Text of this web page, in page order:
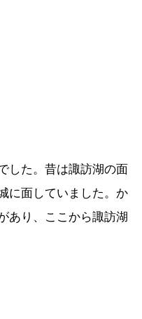
した。昔は諏訪湖の面
に面していました。か
あり、ここから諏訪湖